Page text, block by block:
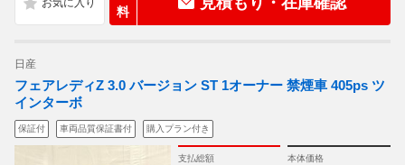
料
日産
フェアレディZ 3.0 バージョン ST 1オーナー 禁煙車 405ps ツ
インターボ
保証付 車両品質保証書付 購入プラン付き
支払総額 本体価格